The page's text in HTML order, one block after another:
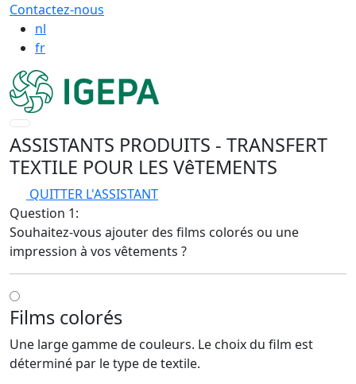
Contactez-nous
nl
fr
ASSISTANTS PRODUITS - TRANSFERT
TEXTILE POUR LES VêTEMENTS
QUITTER L'ASSISTANT
Question 1:
Souhaitez-vous ajouter des films colorés ou une
impression à vos vêtements ?
Films colorés
Une large gamme de couleurs. Le choix du film est
déterminé par le type de textile.